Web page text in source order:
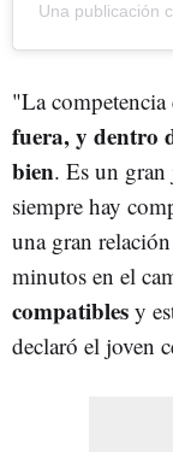
Una publicación
"La
fuera, y dentro
bien. Es un
siempre hay
una gran
minutos en el
compatibles y
declaró el joven